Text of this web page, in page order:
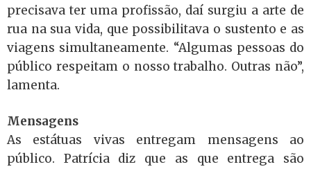
precisava ter uma profissão, daí surgiu a arte de
rua na sua vida, que possibilitava o sustento e as
viagens simultaneamente. “Algumas pessoas do
público respeitam o nosso trabalho. Outras não”,
lamenta.
Mensagens
As estátuas vivas entregam mensagens ao
público. Patrícia diz que as que entrega são